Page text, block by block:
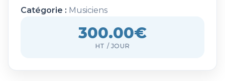
Catégorie : Musiciens
300.00€
HT / JOUR